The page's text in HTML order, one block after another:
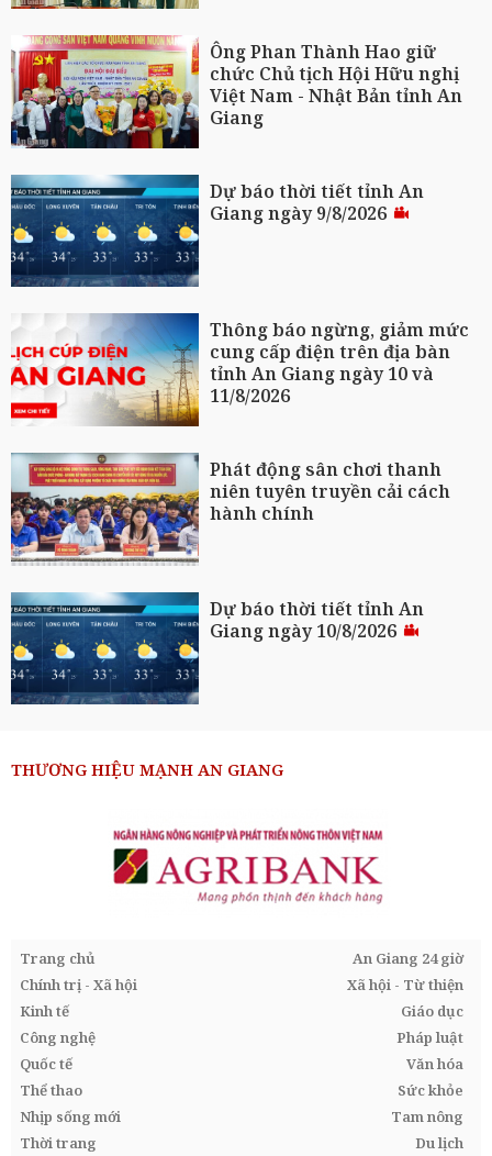
Ông Phan Thành Hao giữ
chức Chủ tịch Hội Hữu nghị
Việt Nam - Nhật Bản tỉnh An
Giang
Dự báo thời tiết tỉnh An
Giang ngày 9/8/2026
Thông báo ngừng, giảm mức
cung cấp điện trên địa bàn
tỉnh An Giang ngày 10 và
11/8/2026
Phát động sân chơi thanh
niên tuyên truyền cải cách
hành chính
Dự báo thời tiết tỉnh An
Giang ngày 10/8/2026
THƯƠNG HIỆU MẠNH AN GIANG
Trang chủ
An Giang 24 giờ
Chính trị - Xã hội
Xã hội - Từ thiện
Kinh tế
Giáo dục
Công nghệ
Pháp luật
Quốc tế
Văn hóa
Thể thao
Sức khỏe
Nhịp sống mới
Tam nông
Thời trang
Du lịch